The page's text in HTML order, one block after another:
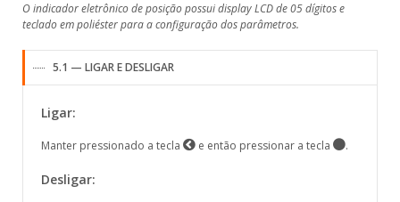
O indicador eletrônico de posição possui display LCD de 05 dígitos e
teclado em poliéster para a configuração dos parâmetros.
5.1 — LIGAR E DESLIGAR
Ligar:
Manter pressionado a tecla e então pressionar a tecla .
Desligar: